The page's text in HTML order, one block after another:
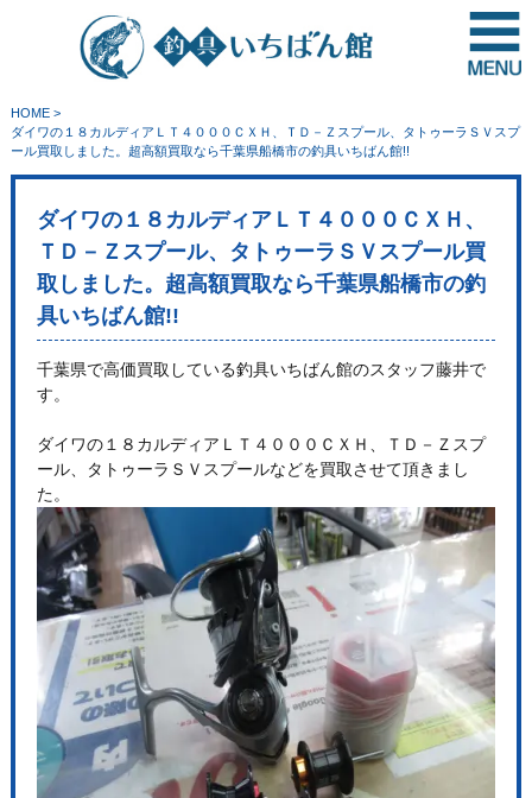
HOME>
ダイワの１８カルディアＬＴ４０００ＣＸＨ、ＴＤ－Ｚスプール、タトゥーラＳＶスプ
ール買取しました。超高額買取なら千葉県船橋市の釣具いちばん館!!
ダイワの１８カルディアＬＴ４０００ＣＸＨ、
ＴＤ－Ｚスプール、タトゥーラＳＶスプール買
取しました。超高額買取なら千葉県船橋市の釣
具いちばん館!!
千葉県で高価買取している釣具いちばん館のスタッフ藤井で
す。
ダイワの１８カルディアＬＴ４０００ＣＸＨ、ＴＤ－Ｚスプ
ール、タトゥーラＳＶスプールなどを買取させて頂きまし
た。